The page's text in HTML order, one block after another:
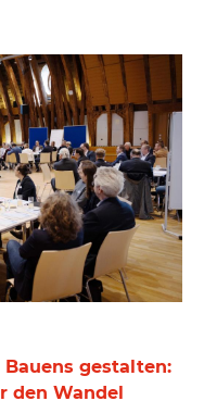
gestalten:
den Wandel